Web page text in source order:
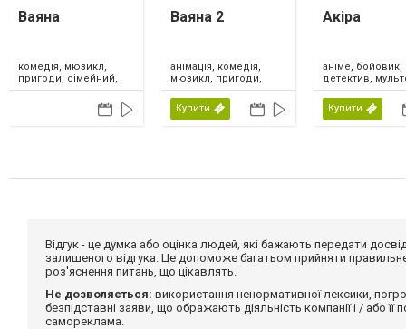
Ваяна
комедія, мюзикл,
пригоди, сімейний,
США, Нова Зеландія,
Ваяна 2
анімація, комедія,
мюзикл, пригоди,
сімейний, США,
Канада, 2024
Купити
Акіра
аніме, бойовик,
детектив,
трилер,
Японія, 2026
Купити
Відгук - це думка або оцінка людей, які бажають передати
залишеного відгука. Це допоможе багатьом прийняти
роз'яснення питань, що цікавлять.
Не дозволяється: використання ненормативної лексики,
безпідставні заяви, що ображають діяльність компанії і / або
самореклама.